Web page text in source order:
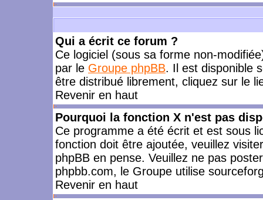
Qui a écrit ce forum ?
Ce logiciel (sous sa forme non-
par le Groupe phpBB. Il est disponible
être distribué librement, cliquez sur le
Revenir en haut
Pourquoi la fonction X n'est pas
Ce programme a été écrit et est sous
fonction doit être ajoutée, veuillez
phpBB en pense. Veuillez ne pas
phpbb.com, le Groupe utilise
Revenir en haut